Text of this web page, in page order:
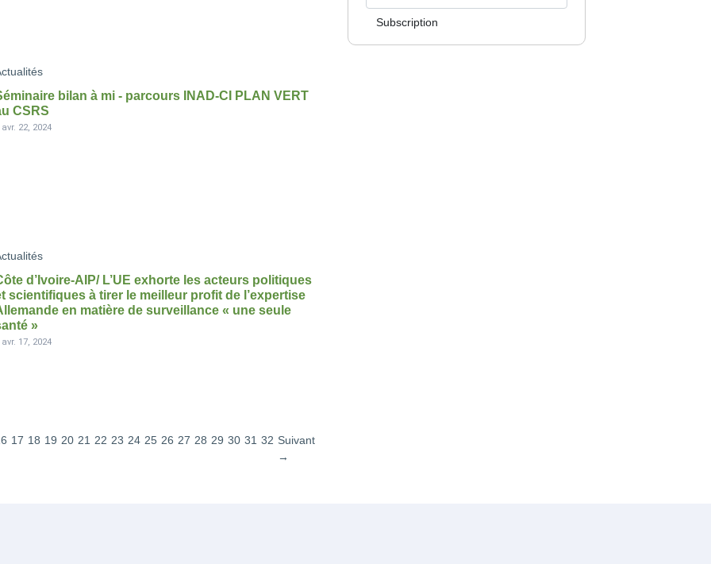
bilan à mi - parcours INAD-CI PLAN VERT
CSRS
avr. 22, 2024
d’Ivoire-AIP/ L’UE exhorte les acteurs politiques
scientifiques à tirer le meilleur profit de l’expertise
en matière de surveillance « une seule
»
avr. 17, 2024
17 18 19 20 21 22 23 24 25 26 27 28 29 30 31 32 Suivant
→
Subscription